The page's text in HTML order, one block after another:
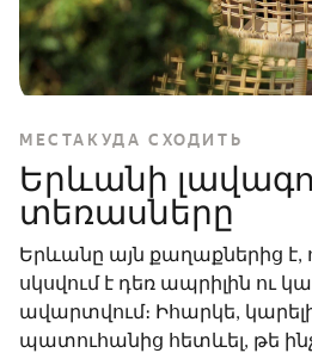
МЕСТА КУДА СХОДИТЬ
Երևանի
տեռասները
Երևանը այն քաղաքներից
սկսվում է դեռ ապրիլին ու
ավարտվում։ Իհարկե, կարելի
պատուհանից հետևել, թե